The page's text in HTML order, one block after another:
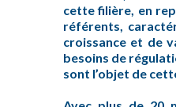
cette filière, en
référents,
croissance et de
besoins de
sont l’objet de